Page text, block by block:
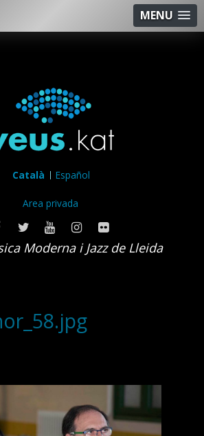
MENU
Català Español
Area privada
Moderna i Jazz de Lleida